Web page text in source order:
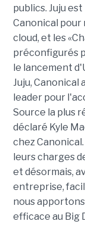
publics. Juju
Canonical
cloud, et les
préconfigurés
le lancement
Juju, Canonical
leader pour
Source la plus
déclaré Kyle
chez
leurs charges
et désormais,
entreprise,
nous
efficace au Big